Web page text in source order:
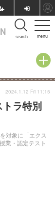
menu
search
ラ特別
対象に「エクス
業・認定テスト
2024.1.12 Fri 11:15